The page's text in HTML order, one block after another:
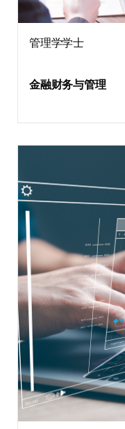
管理学学士
金融财务与管理